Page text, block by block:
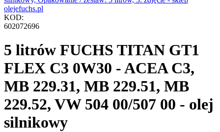
KOD:
602072696
5 litrów FUCHS TITAN GT1
FLEX C3 0W30 - ACEA C3,
MB 229.31, MB 229.51, MB
229.52, VW 504 00/507 00 - olej
silnikowy